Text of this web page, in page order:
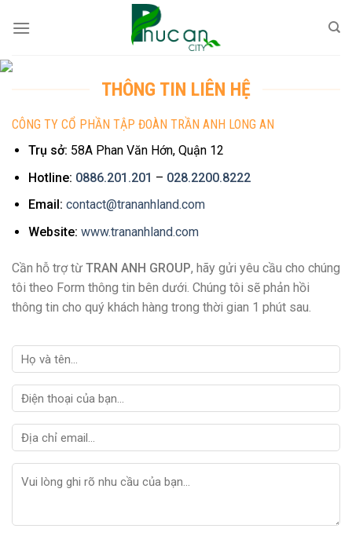
THÔNG TIN LIÊN HỆ
CÔNG TY CỔ PHẦN TẬP ĐOÀN TRẦN ANH LONG AN
Trụ sở: 58A Phan Văn Hớn, Quận 12
Hotline: 0886.201.201 – 028.2200.8222
Email: contact@trananhland.com
Website: www.trananhland.com
Cần hỗ trợ từ TRAN ANH GROUP, hãy gửi yêu cầu cho chúng
tôi theo Form thông tin bên dưới. Chúng tôi sẽ phản hồi
thông tin cho quý khách hàng trong thời gian 1 phút sau.